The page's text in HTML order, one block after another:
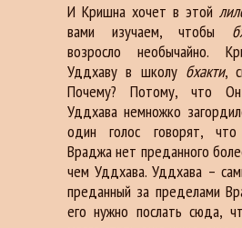
И Кришна хочет в этой
вами изучаем, чтобы
возросло необычайно.
Уддхаву в школу бхакти,
Почему? Потому, что
Уддхава немножко
один голос говорят,
Враджа нет преданного
чем Уддхава. Уддхава –
преданный за пределами
его нужно послать сюда,